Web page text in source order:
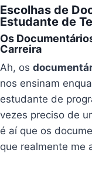
Escolhas de
Estudante de
Os
Carreira
Ah, os
nos ensinam
estudante de
vezes preciso de
é aí que os
que realmente me